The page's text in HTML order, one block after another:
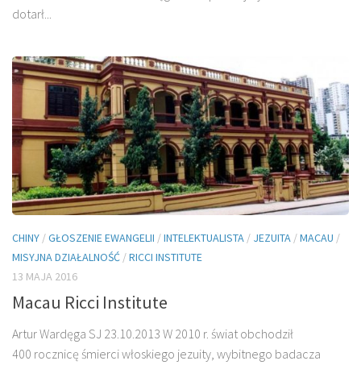
dotarł...
CHINY /GŁOSZENIE EWANGELII /INTELEKTUALISTA / JEZUITA /MACAU /
MISYJNA DZIAŁALNOŚĆ /RICCI INSTITUTE
13 MAJA 2016
Macau Ricci Institute
Artur Wardęga SJ 23.10.2013 W 2010 r. świat obchodził
400 rocznicę śmierci włoskiego jezuity, wybitnego badacza